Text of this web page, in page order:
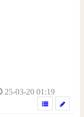
25-03-20 01:19